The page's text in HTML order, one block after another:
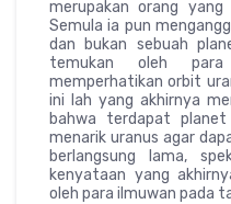
merupakan orang
Semula ia pun
dan bukan sebuah
temukan oleh
memperhatikan orbit
ini lah yang akhirnya
bahwa terdapat
menarik uranus agar
berlangsung lama,
kenyataan yang
oleh para ilmuwan pada